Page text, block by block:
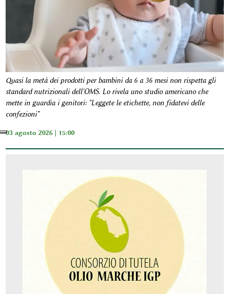
Quasi la metà dei prodotti per bambini da 6 a 36 mesi non rispetta gli
standard nutrizionali dell'OMS. Lo rivela uno studio americano che
mette in guardia i genitori: "Leggete le etichette, non fidatevi delle
confezioni"
03 agosto 2026 | 15:00